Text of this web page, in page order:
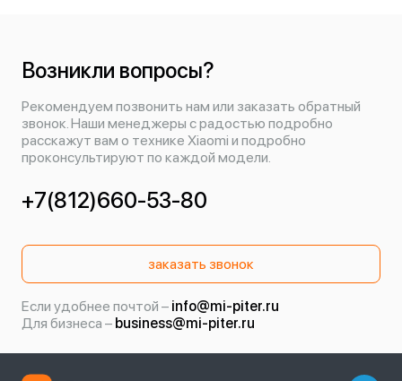
Возникли вопросы?
Рекомендуем позвонить нам или заказать обратный
звонок. Наши менеджеры с радостью подробно
расскажут вам о технике Xiaomi и подробно
проконсультируют по каждой модели.
+7(812)660-53-80
заказать звонок
Если удобнее почтой – info@mi-piter.ru
Для бизнеса – business@mi-piter.ru